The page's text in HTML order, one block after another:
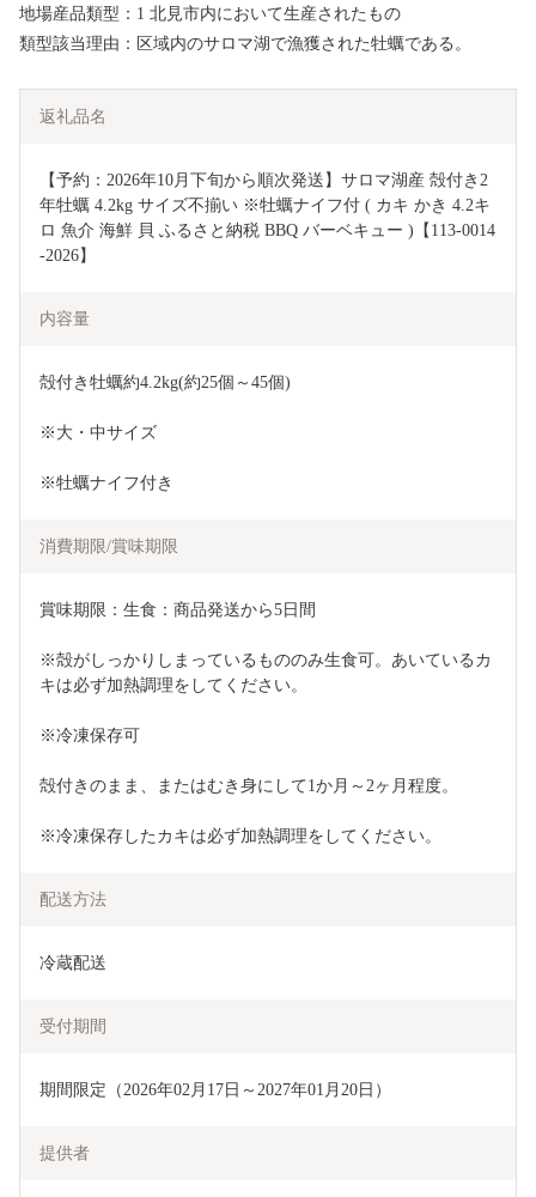
地場産品類型：1 北見市内において生産されたもの
類型該当理由：区域内のサロマ湖で漁獲された牡蠣である。
返礼品名
【予約：2026年10月下旬から順次発送】サロマ湖産 殻付き2
年牡蠣 4.2kg サイズ不揃い ※牡蠣ナイフ付 ( カキ かき 4.2キ
ロ 魚介 海鮮 貝 ふるさと納税 BBQ バーベキュー )【113-0014
-2026】
内容量
殻付き牡蠣約4.2kg(約25個～45個)
※大・中サイズ
※牡蠣ナイフ付き
消費期限/賞味期限
賞味期限：生食：商品発送から5日間
※殻がしっかりしまっているもののみ生食可。あいているカ
キは必ず加熱調理をしてください。
※冷凍保存可
殻付きのまま、またはむき身にして1か月～2ヶ月程度。
※冷凍保存したカキは必ず加熱調理をしてください。
配送方法
冷蔵配送
受付期間
期間限定（2026年02月17日～2027年01月20日）
提供者